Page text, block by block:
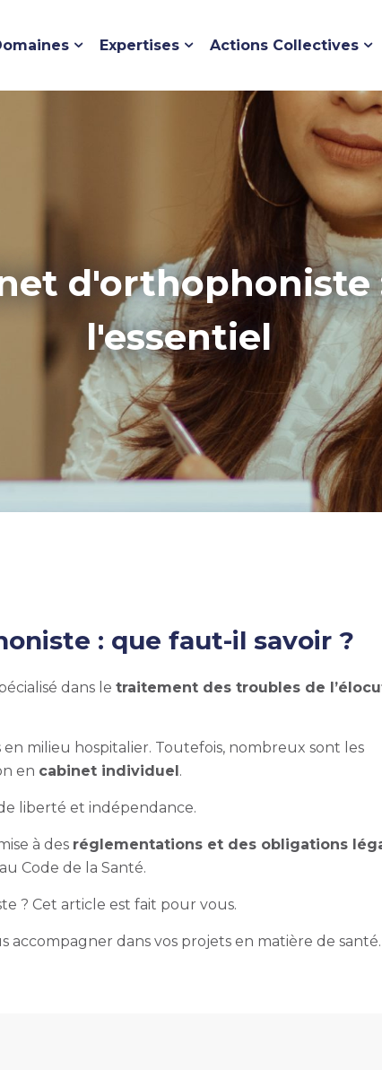
Expertises Actions Collectives
d'orthophoniste
l'essentiel
: que faut-il savoir ?
dans letraitement des troubles de
en milieu hospitalier. Toutefois, nombreux sont les
en cabinet individuel.
liberté et indépendance.
à des réglementations et des obligations
Code de la Santé.
? Cet article est fait pour vous.
accompagner dans vos projets en matière de santé.